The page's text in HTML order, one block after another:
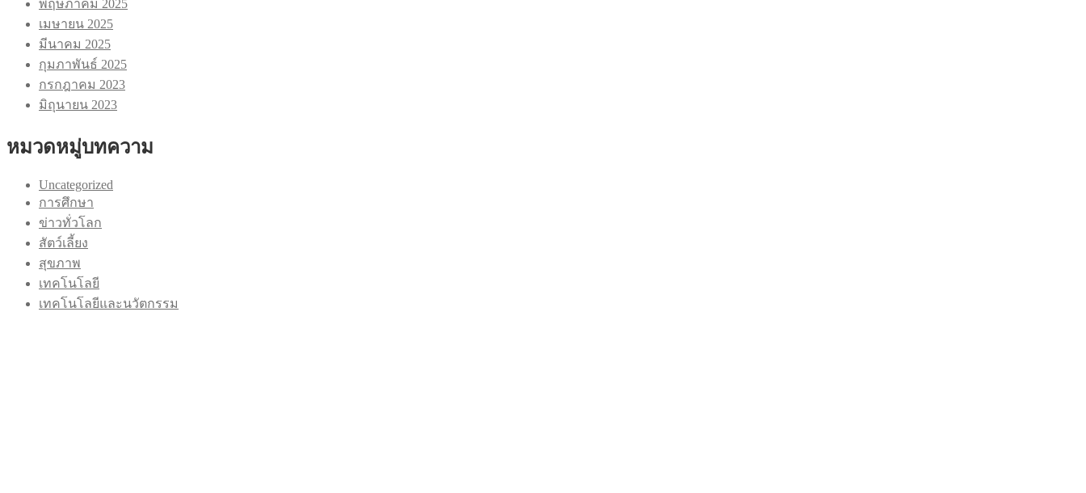
พฤษภาคม 2025
เมษายน 2025
มีนาคม 2025
กุมภาพันธ์ 2025
กรกฎาคม 2023
มิถุนายน 2023
หมวดหมู่บทความ
Uncategorized
การศึกษา
ข่าวทั่วโลก
สัตว์เลี้ยง
สุขภาพ
เทคโนโลยี
เทคโนโลยีและนวัตกรรม